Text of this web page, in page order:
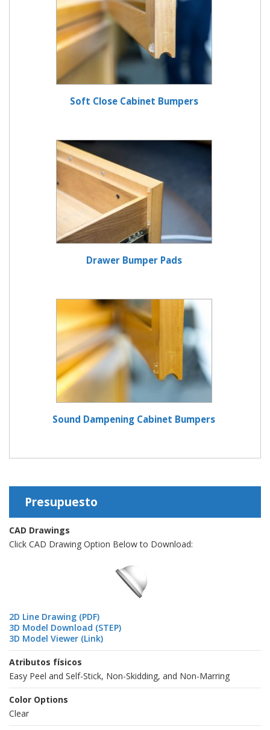
Soft Close Cabinet Bumpers
Drawer Bumper Pads
Sound Dampening Cabinet Bumpers
Presupuesto
CAD Drawings
Click CAD Drawing Option Below to Download:
2D Line Drawing (PDF)
3D Model Download (STEP)
3D Model Viewer (Link)
Atributos físicos
Easy Peel and Self-Stick, Non-Skidding, and Non-Marring
Color Options
Clear